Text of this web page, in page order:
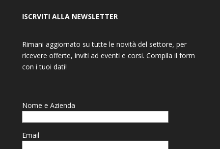
ISCRVITI ALLA NEWSLETTER
Rimani aggiornato su tutte le novità del settore, per
ricevere offerte, inviti ad eventi e corsi. Compila il form
con i tuoi dati!
Nome e Azienda
Email